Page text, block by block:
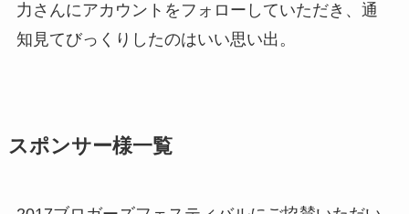
力さんにアカウントをフォローしていただき、通
知見てびっくりしたのはいい思い出。
スポンサー様一覧